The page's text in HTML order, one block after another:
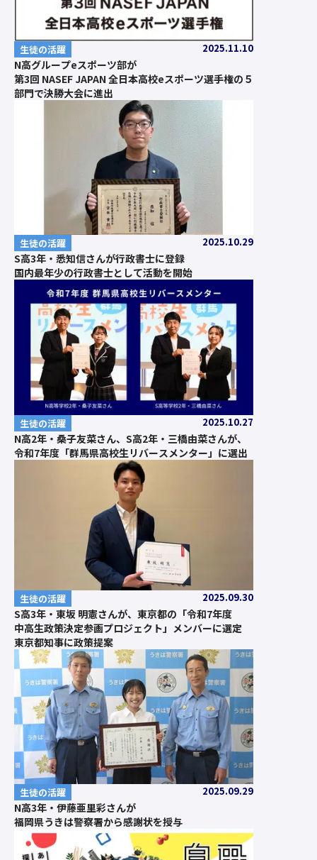
生徒の活躍 2025.11.10
N高グループeスポーツ部が
第3回 NASEF JAPAN 全日本高校eスポーツ選手権の５
部門で決勝大会に進出
生徒の活躍 2025.10.29
S高3年・悉知信さんが行政書士に登録
国内最年少の行政書士として活動を開始
生徒の活躍 2025.10.27
N高2年・桑子友菜さん、S高2年・三橋由菜さんが、
令和7年度「群馬県高校生リバースメンター」に選出
生徒の活躍 2025.09.30
S高3年・東坂 明憲さんが、東京都の「令和7年度
中高生政策決定参画プロジェクト」メンバーに選定
東京都知事に政策提案
生徒の活躍 2025.09.29
N高3年・伊藤亜里彩さんが
福岡県うきは警察署から感謝状を授与